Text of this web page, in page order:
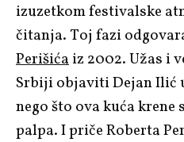
izuzetkom festivalske
čitanja. Toj fazi
Perišićaiz 2002.Užas i
Srbiji objavitiDejan Ilić
nego što ova kuća
palpa. I priče Roberta